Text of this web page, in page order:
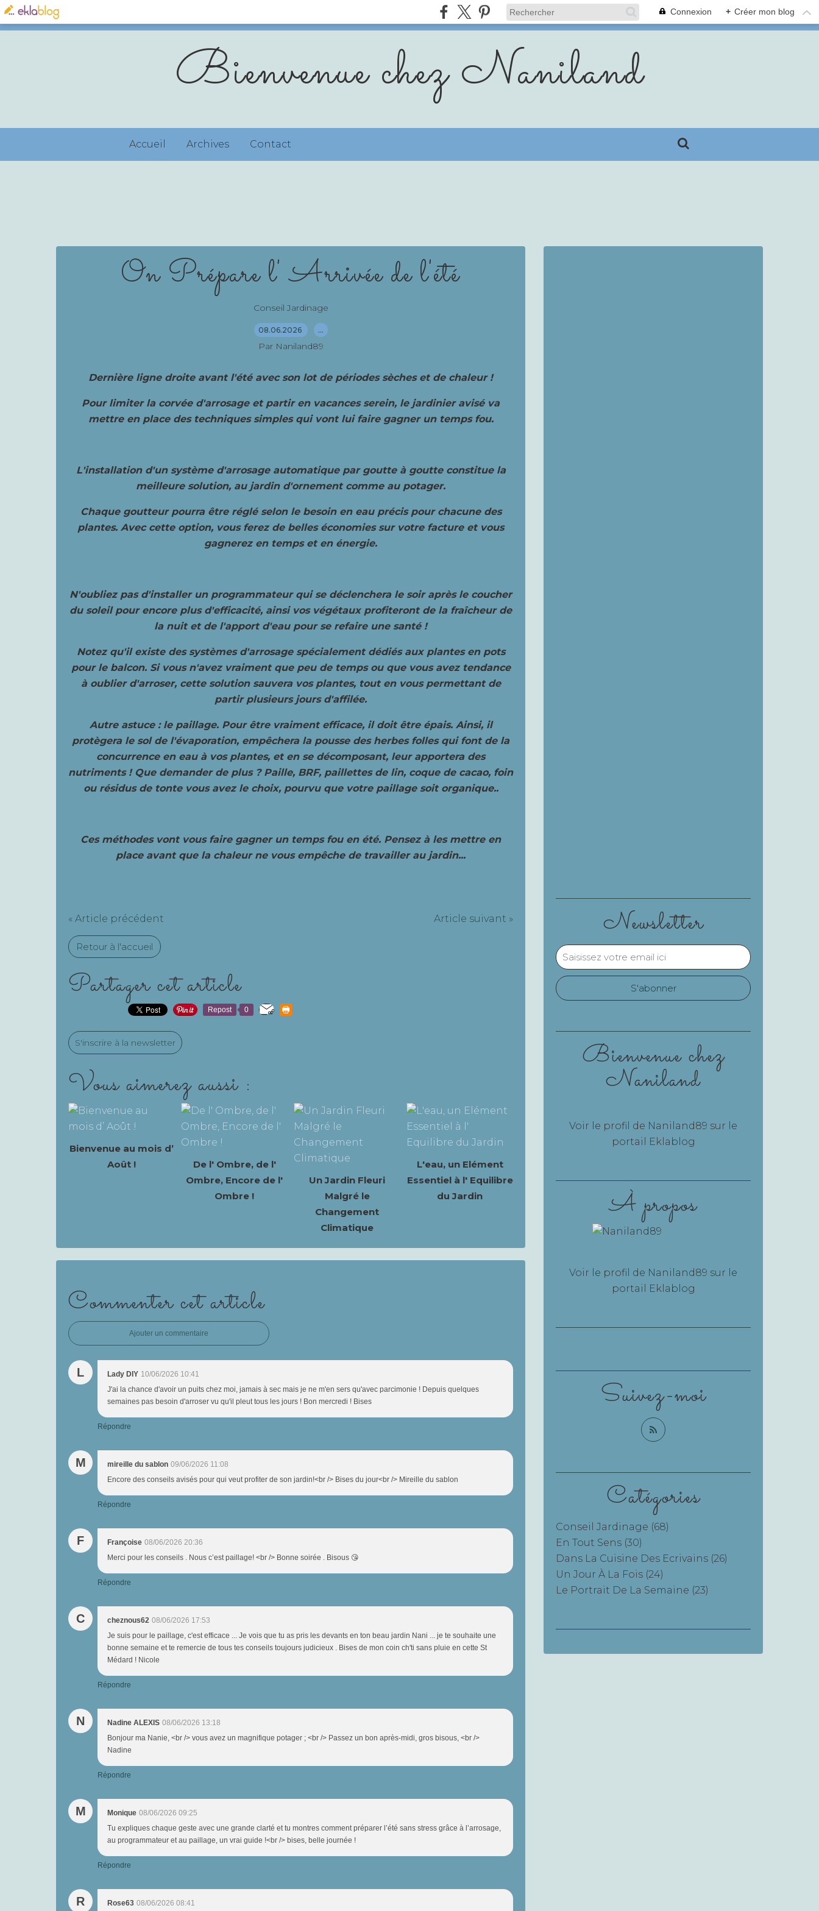
Connexion + Créer mon blog
Bienvenue chez Naniland
Accueil Archives Contact
On Prépare l' Arrivée de l'été
Conseil Jardinage
08.06.2026 …
Par Naniland89
Dernière ligne droite avant l'été avec son lot de périodes sèches et de chaleur !
Pour limiter la corvée d'arrosage et partir en vacances serein, le jardinier avisé va
mettre en place des techniques simples qui vont lui faire gagner un temps fou.
L'installation d'un système d'arrosage automatique par goutte à goutte constitue la
meilleure solution, au jardin d'ornement comme au potager.
Chaque goutteur pourra être réglé selon le besoin en eau précis pour chacune des
plantes. Avec cette option, vous ferez de belles économies sur votre facture et vous
gagnerez en temps et en énergie.
N'oubliez pas d'installer un programmateur qui se déclenchera le soir après le coucher
du soleil pour encore plus d'efficacité, ainsi vos végétaux profiteront de la fraîcheur de
la nuit et de l'apport d'eau pour se refaire une santé !
Notez qu'il existe des systèmes d'arrosage spécialement dédiés aux plantes en pots
pour le balcon. Si vous n'avez vraiment que peu de temps ou que vous avez tendance
à oublier d'arroser, cette solution sauvera vos plantes, tout en vous permettant de
partir plusieurs jours d'affilée.
Autre astuce : le paillage. Pour être vraiment efficace, il doit être épais. Ainsi, il
protègera le sol de l'évaporation, empêchera la pousse des herbes folles qui font de la
concurrence en eau à vos plantes, et en se décomposant, leur apportera des
nutriments ! Que demander de plus ? Paille, BRF, paillettes de lin, coque de cacao, foin
ou résidus de tonte vous avez le choix, pourvu que votre paillage soit organique..
Ces méthodes vont vous faire gagner un temps fou en été. Pensez à les mettre en
place avant que la chaleur ne vous empêche de travailler au jardin...
« Article précédent Article suivant »
Retour à l'accueil
Partager cet article
Repost 0
S'inscrire à la newsletter
Vous aimerez aussi :
Bienvenue au mois d’
Août !
De l' Ombre, de l'
Ombre, Encore de l'
Ombre !
Un Jardin Fleuri
Malgré le
Changement
Climatique
L'eau, un Elément
Essentiel à l' Equilibre
du Jardin
Commenter cet article
Ajouter un commentaire
L Lady DIY 10/06/2026 10:41
J'ai la chance d'avoir un puits chez moi, jamais à sec mais je ne m'en sers qu'avec parcimonie ! Depuis quelques
semaines pas besoin d'arroser vu qu'il pleut tous les jours ! Bon mercredi ! Bises
Répondre
M mireille du sablon 09/06/2026 11:08
Encore des conseils avisés pour qui veut profiter de son jardin!<br /> Bises du jour<br /> Mireille du sablon
Répondre
F Françoise 08/06/2026 20:36
Merci pour les conseils . Nous c’est paillage! <br /> Bonne soirée . Bisous 😘
Répondre
C cheznous62 08/06/2026 17:53
Je suis pour le paillage, c'est efficace ... Je vois que tu as pris les devants en ton beau jardin Nani ... je te souhaite une
bonne semaine et te remercie de tous tes conseils toujours judicieux . Bises de mon coin ch'ti sans pluie en cette St
Médard ! Nicole
Répondre
N Nadine ALEXIS 08/06/2026 13:18
Bonjour ma Nanie, <br /> vous avez un magnifique potager ; <br /> Passez un bon après-midi, gros bisous, <br />
Nadine
Répondre
M Monique 08/06/2026 09:25
Tu expliques chaque geste avec une grande clarté et tu montres comment préparer l’été sans stress grâce à l’arrosage,
au programmateur et au paillage, un vrai guide !<br /> bises, belle journée !
Répondre
R Rose63 08/06/2026 08:41
Newsletter
Catégories
Conseil Jardinage (68)
En Tout Sens (30)
Dans La Cuisine Des Ecrivains (26)
Un Jour À La Fois (24)
Le Portrait De La Semaine (23)
Bienvenue chez
Naniland
Voir le profil de Naniland89 sur le
portail Eklablog
Suivez-moi
À propos
Voir le profil de Naniland89 sur le
portail Eklablog